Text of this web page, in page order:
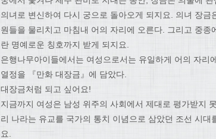
의녀로 변신하여 다시 궁으로 돌아오게 되지요. 의녀 장
원들을 물리치고 마침내 어의 자리에 오른다. 그리고 중종
란 명예로운 칭호까지 받게 되지요.
은행나무아이들에서는 여성으로서는 유일하게 어의 자
열정을 『만화 대장금』에 담았다.
대장금처럼 되고 싶어요!
지금까지 여성은 남성 위주의 사회에서 제대로 평가받지
리 나라는 유교를 국가의 통치 이념으로 삼았던 조선 시
요.